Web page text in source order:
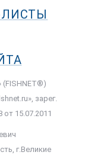
зарег.
15.07.2011
г.Великие